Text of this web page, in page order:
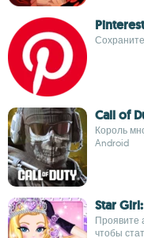
Pinterest
Call of
Король
Android
Star
Проявите
чтобы